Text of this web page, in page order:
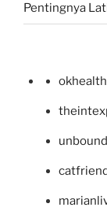
Pentingnya